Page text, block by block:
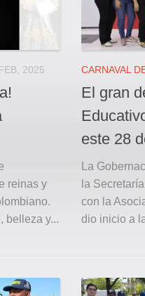
2025
reinas y
belleza y...
CARNAVAL
El gran
este 28
La
la
con la
dio inicio a